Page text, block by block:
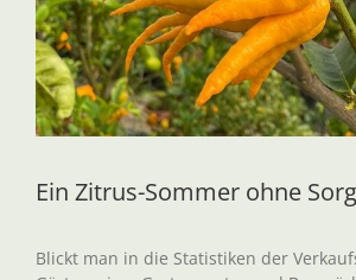
Ein Zitrus-Sommer ohne
Blickt man in die Statistiken der